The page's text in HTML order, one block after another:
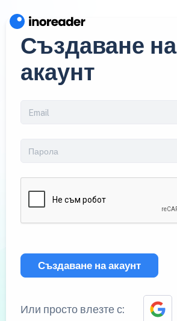
Създаване на
акаунт
Създаване на акаунт
Или просто влезте с: